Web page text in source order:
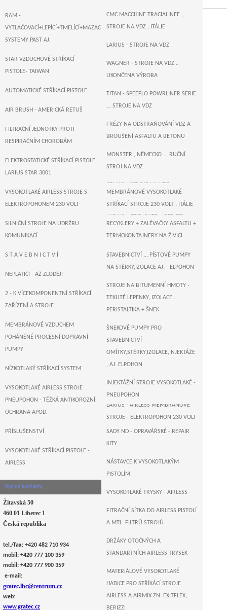
CMC MACCHINE TRACIALINEE ,
STROJE NA VDZ , ITÁLIE
LARIUS - STROJE NA VDZ
WAGNER - STROJE NA VDZ ..
UKONČENA VÝROBA
TITAN - SPEEFLO POWRLINER SERIE
... STROJE NA VDZ
FRÉZY NA ODSTRAŇOVÁNÍ VDZ A
BROUŠENÍ ASFALTU A BETONU
MONSTER , NĚMECKO ... RUČNÍ
STROJ NA VDZ
CEMAR - STROJE NA VDZ
RAM -
VYTLAČOVACÍ+LEPÍCÍ+TMELÍCÍ+MAZACÍ+DOPRAVNÍ
SYSTEMY PAST AJ.
STAR VZDUCHOVÉ STŘÍKACÍ
PISTOLE- TAIWAN
AUTOMATICKÉ STŘÍKACÍ PISTOLE
AIR BRUSH - AMERICKÁ RETUŠ
FILTRAČNÍ JEDNOTKY PROTI
RESPIRAČNÍM CHOROBÁM
ELEKTROSTATICKÉ STŘÍKACÍ PISTOLE
LARIUS STAR 3001
VYSOKOTLAKÉ AIRLESS STROJE S
ELEKTROPOHONEM 230 VOLT
MEMBRÁNOVÉ VYSOKOTLAKÉ
STŘÍKACÍ STROJE 230 VOLT , ITÁLIE -
LARIUS + TECNOVER + BERIZZI
T R I T E C H - US AIRLESS STŘÍKACÍ
STROJE 230 VOLT
MEMBRÁNOVÉ VYSOKOTLAKÉ
LARIUS - AIRLESS MEMBRÁNOVÉ
STROJE - ELEKTROPOHON 230 VOLT
SILNIČNÍ STROJE NA UDRŽBU
KOMUNIKACÍ
RECYKLERY + ZALÉVAČKY ASFALTU +
TERMOKONTAJNERY NA ŽIVICI
ZALÉVAČKY - VAŘIČE ASFALTU
S T A V E B N I C T V Í
STAVEBNICTVÍ ... PÍSTOVÉ PUMPY
NA STĚRKY,IZOLACE AJ. - ELPOHON
STROJE NA BITUMENNÍ HMOTY -
TEKUTÉ LEPENKY, IZOLACE ..
PERISTALTIKA + ŠNEK
ŠNEKOVÉ PUMPY PRO
STAVEBNICTVÍ -
OMÍTKY,STĚRKY,IZOLACE,INJEKTÁŽE
, AJ. ELPOHON
INJEKTÁŽNÍ STROJE VYSOKOTLAKÉ -
PNEUPOHON
NEPLATIČI - AŽ ZLODĚJI
2 - K VÍCEKOMPONENTNÍ STŘÍKACÍ
ZAŘÍZENÍ A STROJE
MEMBRÁNOVÉ VZDUCHEM
POHÁNĚNÉ PROCESNÍ DOPRAVNÍ
PUMPY
NÍZKOTLAKÝ STŘÍKACÍ SYSTEM
VYSOKOTLAKÉ AIRLESS STROJE
PNEUPOHON - TĚŽKÁ ANTIKOROZNÍ
OCHRANA APOD.
PŘÍSLUŠENSTVÍ
SADY ND - OPRAVÁŘSKÉ - REPAIR
KITY
NÁSTAVCE K VYSOKOTLAKÝM
PISTOLÍM
VYSOKOTLAKÉ TRYSKY - AIRLESS
FITRAČNÍ SÍTKA DO AIRLESS PISTOLÍ
A MTL. FILTRŮ STROJŮ
DRŽÁKY OTOČNÝCH A
STANDARTNÍCH AIRLESS TRYSEK
MATERIÁLOVÉ VYSOKOTLAKÉ
HADICE PRO STŘÍKÁCÍ STROJE
AIRLESS A AIRMIX ZN. EXITFLEX,
BERIZZI
VYSOKOTLAKÉ STŘÍKACÍ PISTOLE -
AIRLESS
Rychlé kontakty
Žitavská 50
460 01 Liberec 1
Česká republika
tel./fax: +420 482 710 934
mobil: +420 777 100 359
mobil: +420 777 900 359
e-mail:
gratec.lbc@centrum.cz
web:
www.gratec.cz